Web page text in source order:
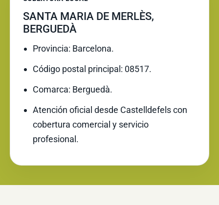
SANTA MARIA DE MERLÈS,
BERGUEDÀ
Provincia: Barcelona.
Código postal principal: 08517.
Comarca: Berguedà.
Atención oficial desde Castelldefels con
cobertura comercial y servicio
profesional.